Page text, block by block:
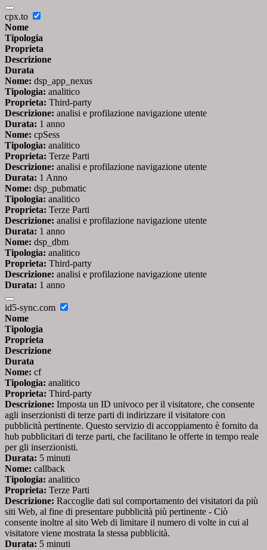
cpx.to
Nome
Tipologia
Proprieta
Descrizione
Durata
Nome: dsp_app_nexus
Tipologia: analitico
Proprieta: Third-party
Descrizione: analisi e profilazione navigazione utente
Durata: 1 anno
Nome: cpSess
Tipologia: analitico
Proprieta: Terze Parti
Descrizione: analisi e profilazione navigazione utente
Durata: 1 Anno
Nome: dsp_pubmatic
Tipologia: analitico
Proprieta: Terze Parti
Descrizione: analisi e profilazione navigazione utente
Durata: 1 anno
Nome: dsp_dbm
Tipologia: analitico
Proprieta: Third-party
Descrizione: analisi e profilazione navigazione utente
Durata: 1 anno
id5-sync.com
Nome
Tipologia
Proprieta
Descrizione
Durata
Nome: cf
Tipologia: analitico
Proprieta: Third-party
Descrizione: Imposta un ID univoco per il visitatore, che consente
agli inserzionisti di terze parti di indirizzare il visitatore con
pubblicità pertinente. Questo servizio di accoppiamento è fornito da
hub pubblicitari di terze parti, che facilitano le offerte in tempo reale
per gli inserzionisti.
Durata: 5 minuti
Nome: callback
Tipologia: analitico
Proprieta: Terze Parti
Descrizione: Raccoglie dati sul comportamento dei visitatori da più
siti Web, al fine di presentare pubblicità più pertinente - Ciò
consente inoltre al sito Web di limitare il numero di volte in cui al
visitatore viene mostrata la stessa pubblicità.
Durata: 5 minuti